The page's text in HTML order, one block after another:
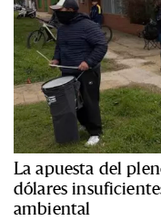
La apuesta del
dólares
ambiental